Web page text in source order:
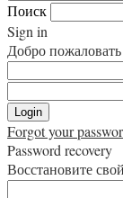
Поиск
Sign in
Добро
Forgot your
Password recovery
Восстановите